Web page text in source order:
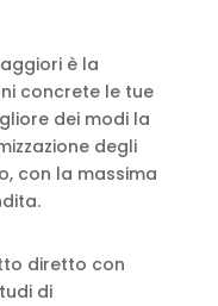
è la
concrete le tue
dei modi la
degli
con la massima
diretto con
di